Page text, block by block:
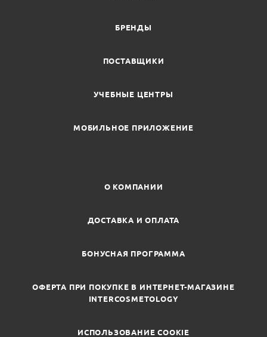
БРЕНДЫ
ПОСТАВЩИКИ
УЧЕБНЫЕ ЦЕНТРЫ
МОБИЛЬНОЕ ПРИЛОЖЕНИЕ
О КОМПАНИИ
ДОСТАВКА И ОПЛАТА
БОНУСНАЯ ПРОГРАММА
ОФЕРТА ПРИ ПОКУПКЕ В ИНТЕРНЕТ-МАГАЗИНЕ
INTERCOSMETOLOGY
ИСПОЛЬЗОВАНИЕ COOKIE